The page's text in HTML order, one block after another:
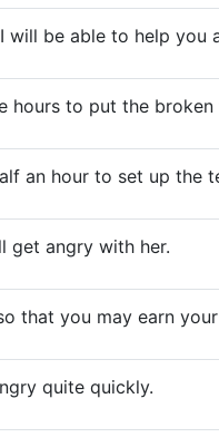
will be able to help you
hours to put the
an hour to set up the
get angry with her.
that you may earn
quite quickly.